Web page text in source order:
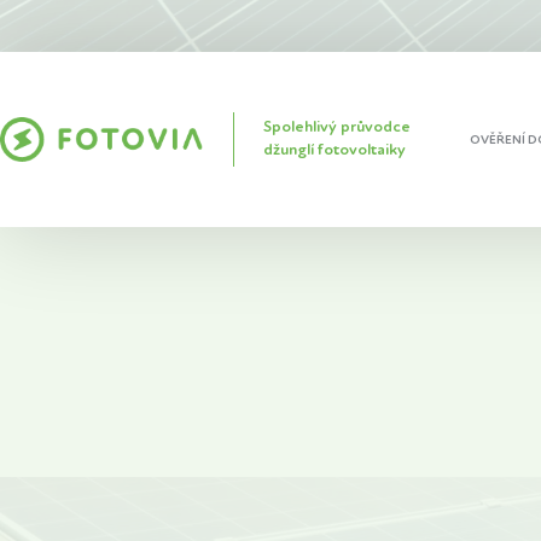
Spolehlivý průvodce
džunglí fotovoltaiky
OVĚŘENÍ